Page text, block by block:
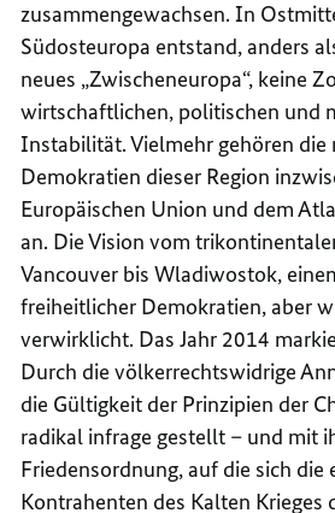
zusammengewachsen. In
Südosteuropa entstand, anders
neues „Zwischeneuropa“, keine
wirtschaftlichen, politischen und
Instabilität. Vielmehr gehören die
Demokratien dieser Region
Europäischen Union und dem
an. Die Vision vom
Vancouver bis Wladiwostok,
freiheitlicher Demokratien, aber
verwirklicht. Das Jahr 2014
Durch die völkerrechtswidrige
die Gültigkeit der Prinzipien der
radikal infrage gestellt – und mit
Friedensordnung, auf die sich die
Kontrahenten des Kalten Krieges